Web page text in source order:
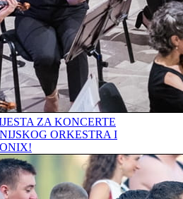
ZA KONCERTE
ORKESTRA I